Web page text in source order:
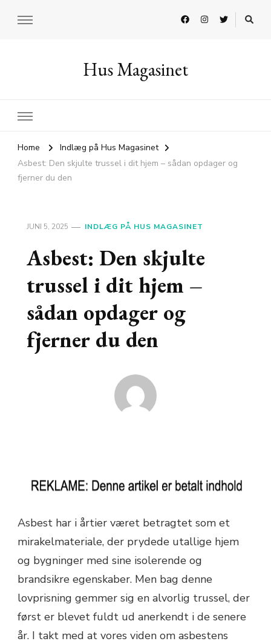
Hus Magasinet
Home
Indlæg på Hus Magasinet
Asbest: Den skjulte trussel i dit hjem – sådan opdager og
fjerner du den
JUNI 5, 2025 INDLÆG PÅ HUS MAGASINET
Asbest: Den skjulte
trussel i dit hjem –
sådan opdager og
fjerner du den
Asbest har i årtier været betragtet som et
mirakelmateriale, der prydede utallige hjem
og bygninger med sine isolerende og
brandsikre egenskaber. Men bag denne
lovprisning gemmer sig en alvorlig trussel, der
først er blevet fuldt ud anerkendt i de senere
år. I takt med at vores viden om asbestens